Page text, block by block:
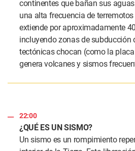
continentes que bañan sus
una alta frecuencia de
extiende por aproximadamente
incluyendo zonas de subducción
tectónicas chocan (como la
genera volcanes y sismos
22:00
¿QUÉ ES UN SISMO?
Un sismo es un rompimiento